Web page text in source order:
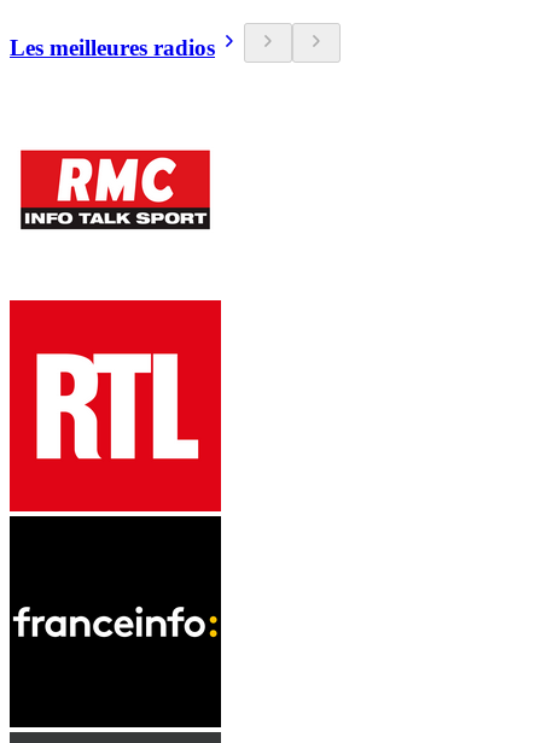
Les meilleures radios